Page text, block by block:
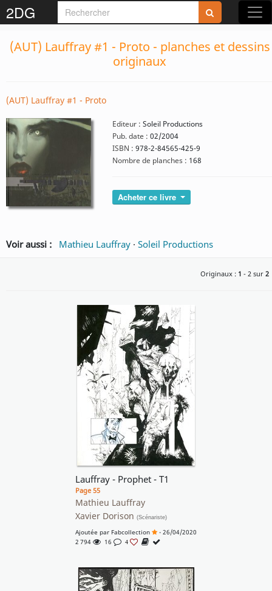
2DG
(AUT) Lauffray #1 - Proto - planches et dessins
originaux
(AUT) Lauffray #1 - Proto
Editeur : Soleil Productions
Pub. date : 02/2004
ISBN : 978-2-84565-425-9
Nombre de planches : 168
Acheter ce livre
Voir aussi : Mathieu Lauffray · Soleil Productions
Originaux : 1 - 2 sur 2
Lauffray - Prophet - T1
Page 55
Mathieu Lauffray
Xavier Dorison (Scénariste)
Ajoutée par Fabcollection
- 26/04/2020
2 794
16 4